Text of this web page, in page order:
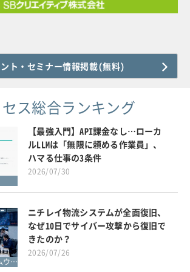
ト・セミナー情報掲載(無料)
ス総合ランキング
【最強入門】API課金なし…ローカ
ルLLMは「無限に頼める作業員」、
ハマる仕事の3条件
2026/07/30
標的型攻撃・ランサムウェア対策
ニチレイ物流システムが全面復旧、
なぜ10日でサイバー攻撃から復旧で
きたのか？
2026/07/26